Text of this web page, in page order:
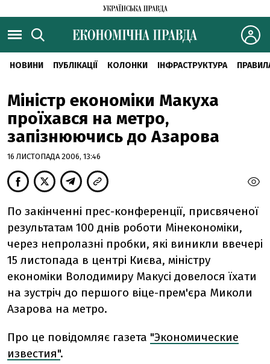
НОВИНИ ПУБЛІКАЦІЇ КОЛОНКИ ІНФРАСТРУКТУРА
Міністр економіки Макуха
проїхався на метро,
запізнюючись до Азарова
16 ЛИСТОПАДА 2006, 13:46
По закінченні прес-конференції, присвяченої
результатам 100 днів роботи Мінекономіки,
через непролазні пробки, які виникли ввечері
15 листопада в центрі Києва, міністру
економіки Володимиру Макусі довелося їхати
на зустріч до першого віце-прем'єра Миколи
Азарова на метро.
Про це повідомляє газета "Экономические
известия".